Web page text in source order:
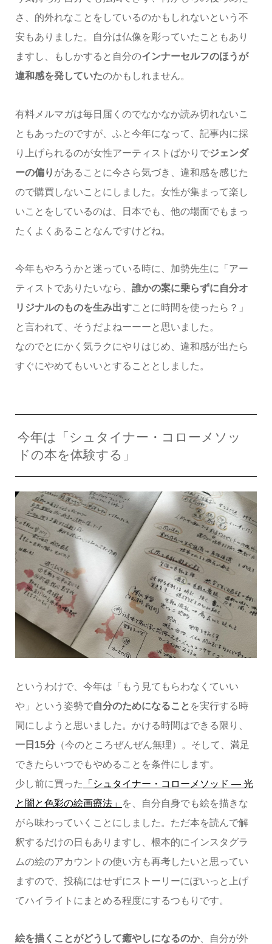
さ、的外れなことをしているのかもしれないという不
安もありました。自分は仏像を彫っていたこともあり
ますし、もしかすると自分のインナーセルフのほうが
違和感を発していたのかもしれません。
有料メルマガは毎日届くのでなかなか読み切れないこ
ともあったのですが、ふと今年になって、記事内に採
り上げられるのが女性アーティストばかりでジェンダ
ーの偏り があることに今さら気づき、違和感を感じた
ので購買しないことにしました。女性が集まって楽し
いことをしているのは、日本でも、他の場面でもまっ
たくよくあることなんですけどね。
今年もやろうかと迷っている時に、加勢先生に「アー
ティストでありたいなら、 誰かの案に乗らずに自分オ
リジナルのものを生み出すことに時間を使ったら？」
と言われて、そうだよねーーーと思いました。
なのでとにかく気ラクにやりはじめ、違和感が出たら
すぐにやめてもいいとすることとしました。
今年は「シュタイナー・コローメソッ
ドの本を体験する」
というわけで、今年は「もう見てもらわなくていい
や」という姿勢で自分のためになること を実行する時
間にしようと思いました。かける時間はできる限り、
一日15分（今のところぜんぜん無理）。そして、満足
できたらいつでもやめることを条件にします。
少し前に買った
「シュタイナー・コローメソッド ― 光
と闇と色彩の絵画療法」
を、自分自身でも絵を描きな
がら味わっていくことにしました。ただ本を読んで解
釈するだけの日もありますし、根本的にインスタグラ
ムの絵のアカウントの使い方も再考したいと思ってい
ますので、投稿にはせずにストーリーにぽいっと上げ
てハイライトにまとめる程度にするつもりです。
絵を描くことがどうして癒やしになるのか、自分が外